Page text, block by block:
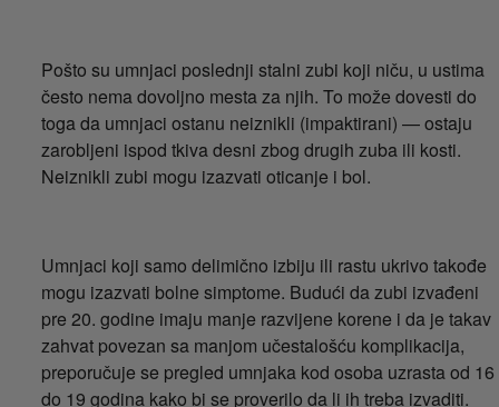
Pošto su umnjaci poslednji stalni zubi koji niču, u ustima
često nema dovoljno mesta za njih. To može dovesti do
toga da umnjaci ostanu neiznikli (impaktirani) — ostaju
zarobljeni ispod tkiva desni zbog drugih zuba ili kosti.
Neiznikli zubi mogu izazvati oticanje i bol.
Umnjaci koji samo delimično izbiju ili rastu ukrivo takođe
mogu izazvati bolne simptome. Budući da zubi izvađeni
pre 20. godine imaju manje razvijene korene i da je takav
zahvat povezan sa manjom učestalošću komplikacija,
preporučuje se pregled umnjaka kod osoba uzrasta od 16
do 19 godina kako bi se proverilo da li ih treba izvaditi.